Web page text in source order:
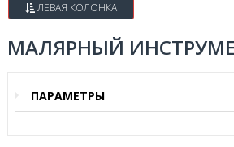
ЛЕВАЯ КОЛОНКА
МАЛЯРНЫЙ
ПАРАМЕТРЫ